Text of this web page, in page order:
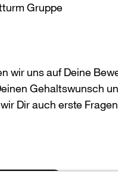
Gruppe
wir uns auf Deine
Gehaltswunsch
Dir auch erste